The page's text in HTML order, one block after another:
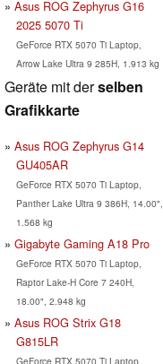
Asus ROG Zephyrus G16
2025 5070 Ti
GeForce RTX 5070 Ti Laptop,
Arrow Lake Ultra 9 285H, 1.913 kg
Geräte mit derselben
Grafikkarte
Asus ROG Zephyrus G14
GU405AR
GeForce RTX 5070 Ti Laptop,
Panther Lake Ultra 9 386H, 14.00",
1.568 kg
Gigabyte Gaming A18 Pro
GeForce RTX 5070 Ti Laptop,
Raptor Lake-H Core 7 240H,
18.00", 2.948 kg
Asus ROG Strix G18
G815LR
GeForce RTX 5070 Ti Laptop,